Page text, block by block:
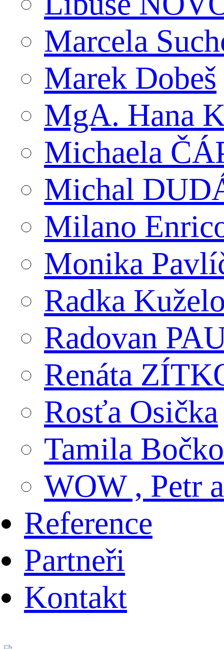
Marcela
Marek Dobeš
MgA. Hana
Michaela
Michal
Milano
Monika
Radka
Radovan
Renáta
Rosťa Osička
Tamila
WOW , Petr
Reference
Partneři
Kontakt